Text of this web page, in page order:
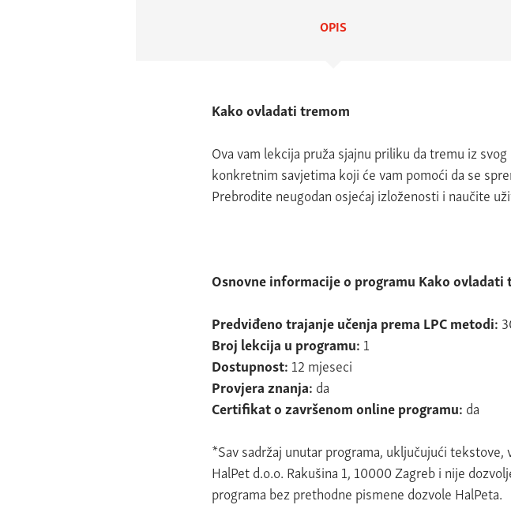
OPIS
Kako ovladati tremom
Ova vam lekcija pruža sjajnu priliku da tremu iz
konkretnim savjetima koji će vam pomoći da se
Prebrodite neugodan osjećaj izloženosti i naučite
Osnovne informacije o programu Kako ovladati
Predviđeno trajanje učenja prema LPC metodi:
Broj lekcija u programu: 1
Dostupnost: 12 mjeseci
Provjera znanja: da
Certifikat o završenom online programu: da
*Sav sadržaj unutar programa, uključujući
HalPet d.o.o. Rakušina 1, 10000 Zagreb i nije
programa bez prethodne pismene dozvole HalPeta.